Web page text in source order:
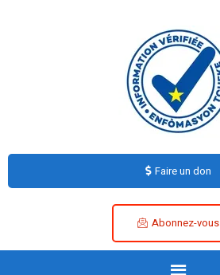
Faire un don
Abonnez-vous